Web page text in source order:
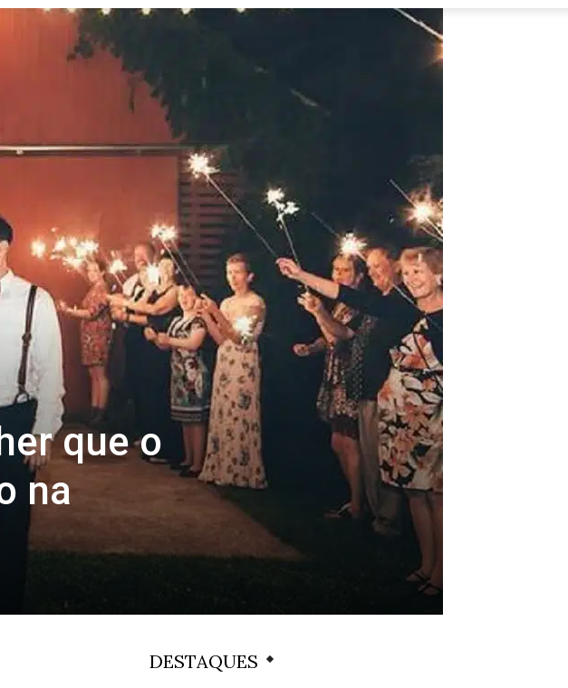
que o
na
DESTAQUES